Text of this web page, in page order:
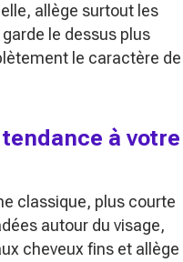
allège surtout les
le dessus plus
le caractère de
à votre
classique, plus courte
autour du visage,
cheveux fins et allège